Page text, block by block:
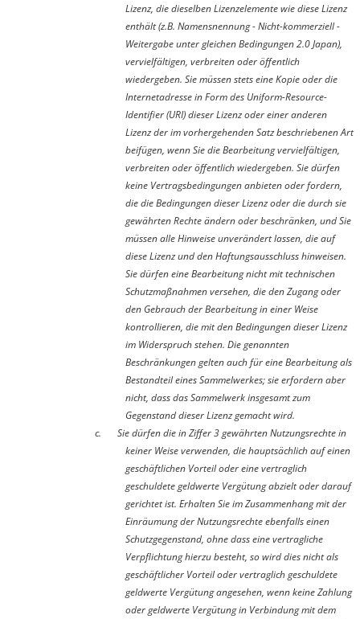
Lizenz, die dieselben Lizenzelemente wie diese Lizenz
enthält (z.B. Namensnennung - Nicht-kommerziell -
Weitergabe unter gleichen Bedingungen 2.0 Japan),
vervielfältigen, verbreiten oder öffentlich
wiedergeben. Sie müssen stets eine Kopie oder die
Internetadresse in Form des Uniform-Resource-
Identifier (URI) dieser Lizenz oder einer anderen
Lizenz der im vorhergehenden Satz beschriebenen Art
beifügen, wenn Sie die Bearbeitung vervielfältigen,
verbreiten oder öffentlich wiedergeben. Sie dürfen
keine Vertragsbedingungen anbieten oder fordern,
die die Bedingungen dieser Lizenz oder die durch sie
gewährten Rechte ändern oder beschränken, und Sie
müssen alle Hinweise unverändert lassen, die auf
diese Lizenz und den Haftungsausschluss hinweisen.
Sie dürfen eine Bearbeitung nicht mit technischen
Schutzmaßnahmen versehen, die den Zugang oder
den Gebrauch der Bearbeitung in einer Weise
kontrollieren, die mit den Bedingungen dieser Lizenz
im Widerspruch stehen. Die genannten
Beschränkungen gelten auch für eine Bearbeitung als
Bestandteil eines Sammelwerkes; sie erfordern aber
nicht, dass das Sammelwerk insgesamt zum
Gegenstand dieser Lizenz gemacht wird.
c.
Sie dürfen die in Ziffer 3 gewährten Nutzungsrechte in
keiner Weise verwenden, die hauptsächlich auf einen
geschäftlichen Vorteil oder eine vertraglich
geschuldete geldwerte Vergütung abzielt oder darauf
gerichtet ist. Erhalten Sie im Zusammenhang mit der
Einräumung der Nutzungsrechte ebenfalls einen
Schutzgegenstand, ohne dass eine vertragliche
Verpflichtung hierzu besteht, so wird dies nicht als
geschäftlicher Vorteil oder vertraglich geschuldete
geldwerte Vergütung angesehen, wenn keine Zahlung
oder geldwerte Vergütung in Verbindung mit dem